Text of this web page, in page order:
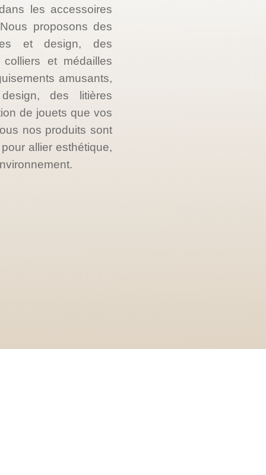
les accessoires
proposons des
et design, des
et médailles
amusants,
des litières
de jouets que vos
nos produits sont
allier esthétique,